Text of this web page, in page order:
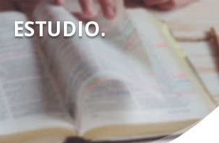
ESTUDIO.